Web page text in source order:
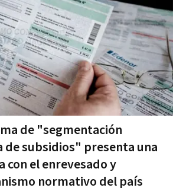
de "segmentación
subsidios" presenta una
con el enrevesado y
normativo del país